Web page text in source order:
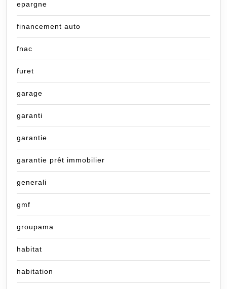
epargne
financement auto
fnac
furet
garage
garanti
garantie
garantie prêt immobilier
generali
gmf
groupama
habitat
habitation